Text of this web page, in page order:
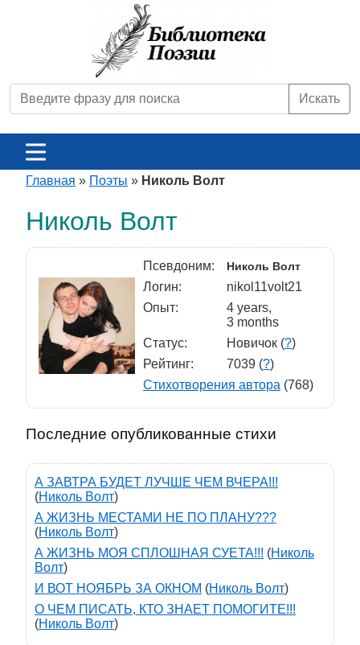
Искать
Главная » Поэты » Николь Волт
Николь Волт
Псевдоним: Николь Волт
Логин:
nikol11volt21
Опыт:
4 years,
3 months
Статус:
Новичок (?)
Рейтинг:
7039 (?)
Стихотворения автора (768)
Последние опубликованные стихи
А ЗАВТРА БУДЕТ ЛУЧШЕ ЧЕМ ВЧЕРА!!!
(Николь Волт)
А ЖИЗНЬ МЕСТАМИ НЕ ПО ПЛАНУ???
(Николь Волт)
А ЖИЗНЬ МОЯ СПЛОШНАЯ СУЕТА!!! (Николь
Волт)
И ВОТ НОЯБРЬ ЗА ОКНОМ (Николь Волт)
О ЧЕМ ПИСАТЬ, КТО ЗНАЕТ ПОМОГИТЕ!!!
(Николь Волт)